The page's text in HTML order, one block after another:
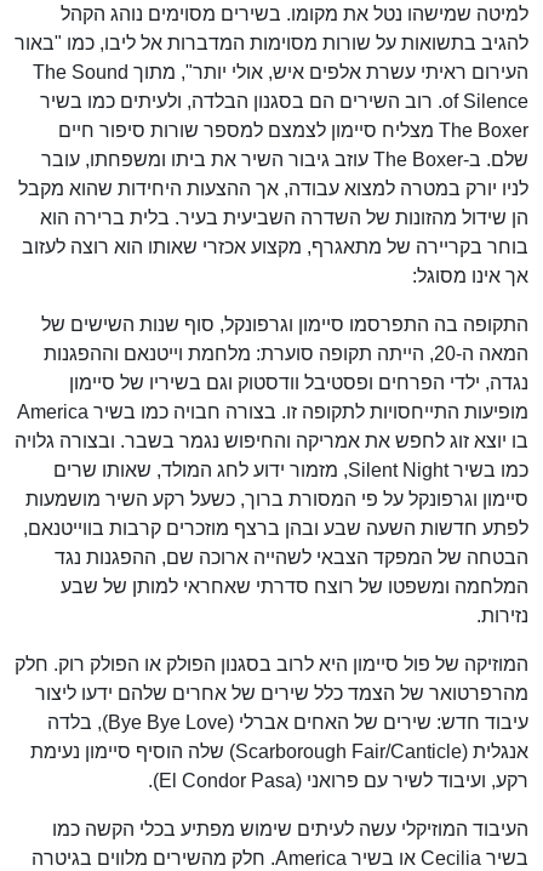
למיטה שמישהו נטל את מקומו. בשירים מסוימים נוהג הקהל
להגיב בתשואות על שורות מסוימות המדברות אל ליבו, כמו "באור
העירום ראיתי עשרת אלפים איש, אולי יותר", מתוך The Sound
of Silence. רוב השירים הם בסגנון הבלדה, ולעיתים כמו בשיר
The Boxer מצליח סיימון לצמצם למספר שורות סיפור חיים
שלם. ב-The Boxer עוזב גיבור השיר את ביתו ומשפחתו, עובר
לניו יורק במטרה למצוא עבודה, אך ההצעות היחידות שהוא מקבל
הן שידול מהזונות של השדרה השביעית בעיר. בלית ברירה הוא
בוחר בקריירה של מתאגרף, מקצוע אכזרי שאותו הוא רוצה לעזוב
אך אינו מסוגל:
התקופה בה התפרסמו סיימון וגרפונקל, סוף שנות השישים של
המאה ה-20, הייתה תקופה סוערת: מלחמת וייטנאם וההפגנות
נגדה, ילדי הפרחים ופסטיבל וודסטוק וגם בשיריו של סיימון
מופיעות התייחסויות לתקופה זו. בצורה חבויה כמו בשיר America
בו יוצא זוג לחפש את אמריקה והחיפוש נגמר בשבר. ובצורה גלויה
כמו בשיר Silent Night, מזמור ידוע לחג המולד, שאותו שרים
סיימון וגרפונקל על פי המסורת ברוך, כשעל רקע השיר מושמעות
לפתע חדשות השעה שבע ובהן ברצף מוזכרים קרבות בווייטנאם,
הבטחה של המפקד הצבאי לשהייה ארוכה שם, ההפגנות נגד
המלחמה ומשפטו של רוצח סדרתי שאחראי למותן של שבע
נזירות.
המוזיקה של פול סיימון היא לרוב בסגנון הפולק או הפולק רוק. חלק
מהרפרטואר של הצמד כלל שירים של אחרים שלהם ידעו ליצור
עיבוד חדש: שירים של האחים אברלי (Bye Bye Love), בלדה
אנגלית (Scarborough Fair/Canticle) שלה הוסיף סיימון נעימת
רקע, ועיבוד לשיר עם פרואני (El Condor Pasa).
העיבוד המוזיקלי עשה לעיתים שימוש מפתיע בכלי הקשה כמו
בשיר Cecilia או בשיר America. חלק מהשירים מלווים בגיטרה